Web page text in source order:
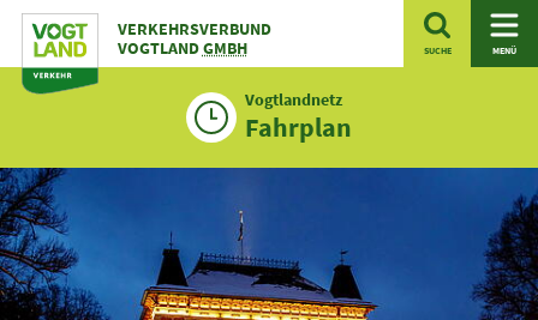
Zum
Inhalt
VERKEHRSVERBUND
VOGTLANDGMBH SUCHE MENÜ
Vogtlandnetz
Fahrplan